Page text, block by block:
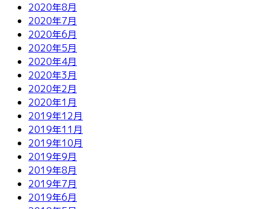
2020年8月
2020年7月
2020年6月
2020年5月
2020年4月
2020年3月
2020年2月
2020年1月
2019年12月
2019年11月
2019年10月
2019年9月
2019年8月
2019年7月
2019年6月